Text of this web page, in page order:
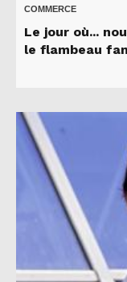
COMMERCE
Le jour où...
le flambeau